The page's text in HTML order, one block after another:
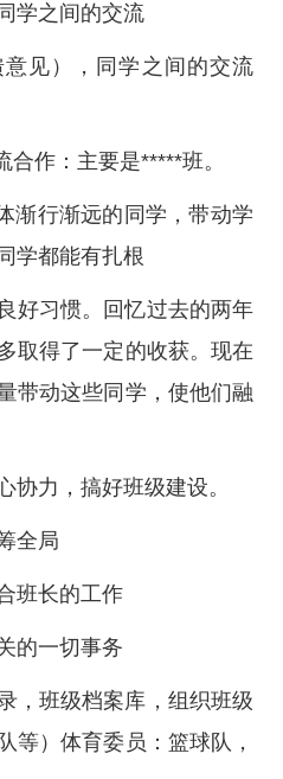
学之间的交流
意见），同学之间的交流
作：主要是*****班。
渐行渐远的同学，带动学
学都能有扎根
好习惯。回忆过去的两年
取得了一定的收获。现在
带动这些同学，使他们融
协力，搞好班级建设。
全局
班长的工作
的一切事务
，班级档案库，组织班级
等）体育委员：篮球队，